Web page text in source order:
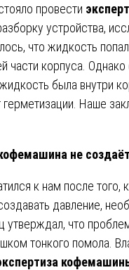
провести
устройства,
что жидкость
части корпуса.
была внутри
Наше
не
к нам после того,
давление,
утверждал, что
тонкого помола.